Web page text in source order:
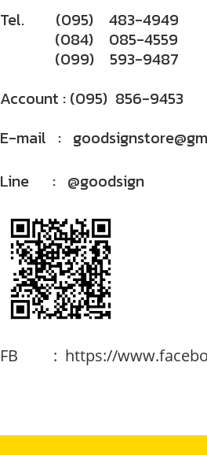
Tel. (095) 483-4949
(084) 085-4559
(099) 593-9487
Account : (095) 856-9453
E-mail :
Line : @goodsign
FB : https://